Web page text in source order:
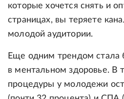
которые хочется снять и
страницах, вы теряете
молодой аудитории.
Еще одним трендом стала
в ментальном здоровье. В
процедуры у молодежи